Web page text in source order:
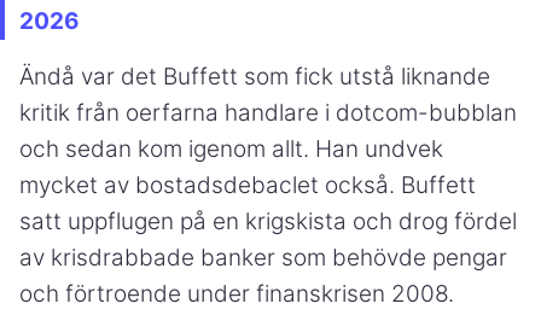
2026
Ändå var det Buffett som fick utstå liknande
kritik från oerfarna handlare i dotcom-bubblan
och sedan kom igenom allt. Han undvek
mycket av bostadsdebaclet också. Buffett
satt uppflugen på en krigskista och drog fördel
av krisdrabbade banker som behövde pengar
och förtroende under finanskrisen 2008.